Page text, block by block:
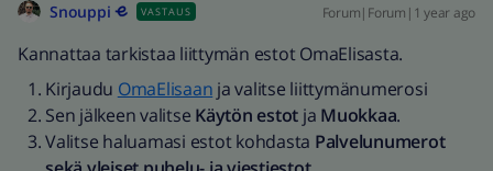
Snouppi VASTAUS Forum|Forum|1 year ago
Kannattaa tarkistaa liittymän estot OmaElisasta.
Kirjaudu OmaElisaan ja valitse liittymänumerosi
Sen jälkeen valitse Käytön estot ja Muokkaa.
Valitse haluamasi estot kohdasta Palvelunumerot